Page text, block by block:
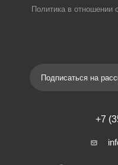
Политика в отношении
Подписаться на
+7